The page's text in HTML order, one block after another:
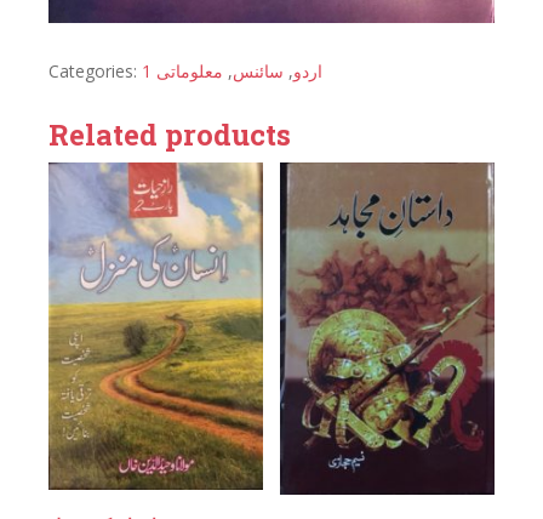
Categories: اردو, سائنس, معلوماتی 1
Related products